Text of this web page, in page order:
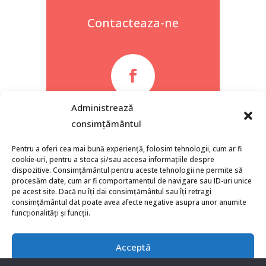
Administrează
consimțământul
Pentru a oferi cea mai bună experiență, folosim tehnologii, cum ar fi
cookie-uri, pentru a stoca și/sau accesa informațiile despre
dispozitive. Consimțământul pentru aceste tehnologii ne permite să
procesăm date, cum ar fi comportamentul de navigare sau ID-uri unice
pe acest site. Dacă nu îți dai consimțământul sau îți retragi
consimțământul dat poate avea afecte negative asupra unor anumite
funcționalități și funcții.
Acceptă
Contacteaza-ne

Facebook